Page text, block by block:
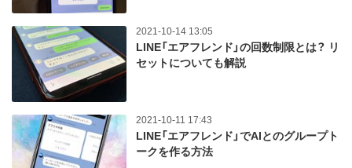
2021-10-14 13:05
LINE「エアフレンド」の回数制限とは？ リ
セットについても解説
2021-10-11 17:43
LINE「エアフレンド」でAIとのグループト
ークを作る方法